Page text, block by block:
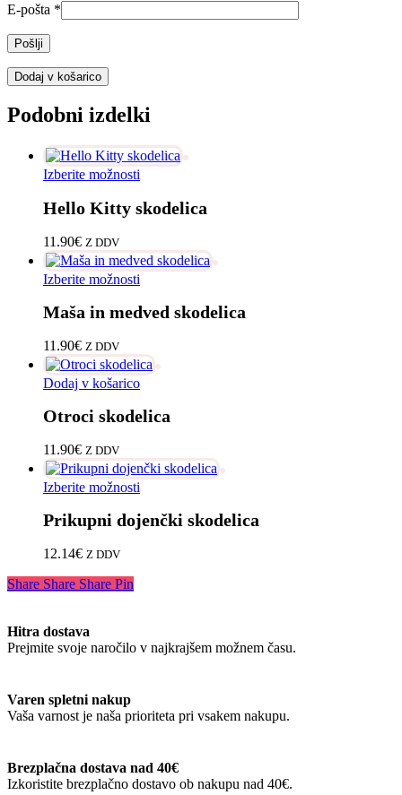
E-pošta *
Dodaj v košarico
Podobni izdelki
Izberite možnosti
ima
Možnosti
lahko
izberete
na
strani
Hello Kitty skodelica
11.90€ Z DDV
Izberite možnosti
ima
Možnosti
lahko
izberete
na
strani
Maša in medved skodelica
11.90€ Z DDV
Dodaj v košarico
Otroci skodelica
11.90€ Z DDV
Izberite možnosti
ima
izdelka
Prikupni dojenčki skodelica
12.14€ Z DDV
Share Share Share Pin
Hitra dostava
Prejmite svoje naročilo v najkrajšem možnem času.
Varen spletni nakup
Vaša varnost je naša prioriteta pri vsakem nakupu.
Brezplačna dostava nad 40€
Izkoristite brezplačno dostavo ob nakupu nad 40€.